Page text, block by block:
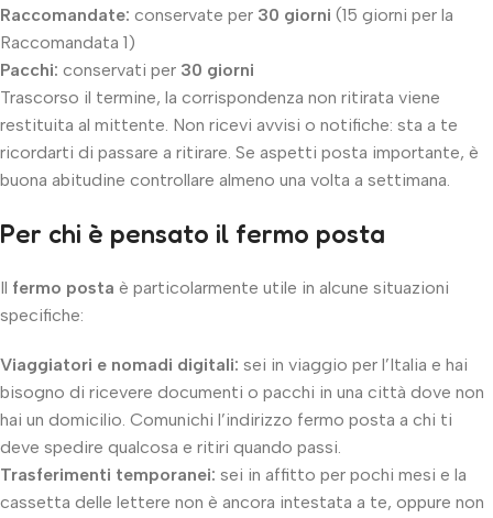
Raccomandate: conservate per 30 giorni (15 giorni per la
Raccomandata 1)
Pacchi: conservati per 30 giorni
Trascorso il termine, la corrispondenza non ritirata viene
restituita al mittente. Non ricevi avvisi o notifiche: sta a te
ricordarti di passare a ritirare. Se aspetti posta importante, è
buona abitudine controllare almeno una volta a settimana.
Per chi è pensato il fermo posta
Il fermo posta è particolarmente utile in alcune situazioni
specifiche:
Viaggiatori e nomadi digitali: sei in viaggio per l’Italia e hai
bisogno di ricevere documenti o pacchi in una città dove non
hai un domicilio. Comunichi l’indirizzo fermo posta a chi ti
deve spedire qualcosa e ritiri quando passi.
Trasferimenti temporanei: sei in affitto per pochi mesi e la
cassetta delle lettere non è ancora intestata a te, oppure non